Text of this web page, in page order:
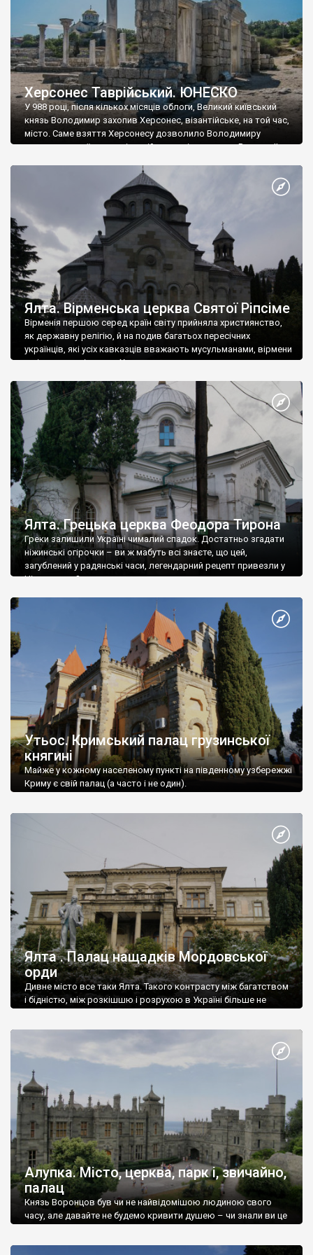
Херсонес Таврійський. ЮНЕСКО
У 988 році, після кількох місяців облоги, Великий київський
князь Володимир захопив Херсонес, візантійське, на той час,
місто. Саме взяття Херсонесу дозволило Володимиру
диктувати свої умови візантійському імператору Василю ІІ, та
Херсонесі Володимир-язичник, став Василем-християнином.
А потім було Хрещення Русі. На честь Херсонесу Таврійського
Ялта. Вірменська церква Святої Ріпсіме
Вірменія першою серед країн світу прийняла християнство,
як державну релігію, й на подив багатьох пересічних
українців, які усіх кавказців вважають мусульманами, вірмени
є відданими вірянами Христа
Ялта. Грецька церква Феодора Тирона
Греки залишили Україні чималий спадок. Достатньо згадати
ніжинські огірочки – ви ж мабуть всі знаєте, що цей,
загублений у радянські часи, легендарний рецепт привезли у
Ніжин греки?
Утьос. Кримський палац грузинської
княгині
Майже у кожному населеному пункті на південному узбережжі
Криму є свій палац (а часто і не один).
Ялта . Палац нащадків Мордовської
орди
Дивне місто все таки Ялта. Такого контрасту між багатством
і бідністю, між розкішшю і розрухою в Україні більше не
Алупка. Місто, церква, парк і, звичайно,
палац
Князь Воронцов був чи не найвідомішою людиною свого
часу, але давайте не будемо кривити душею – чи знали ви це